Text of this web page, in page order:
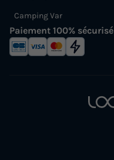
Camping Var
Paiement 100% sécurisé